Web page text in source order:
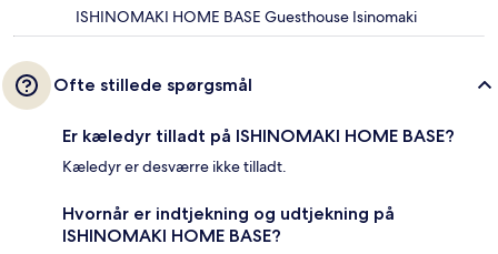
ISHINOMAKI HOME BASE Guesthouse Isinomaki
Ofte stillede spørgsmål
Er kæledyr tilladt på ISHINOMAKI HOME BASE?
Kæledyr er desværre ikke tilladt.
Hvornår er indtjekning og udtjekning på
ISHINOMAKI HOME BASE?